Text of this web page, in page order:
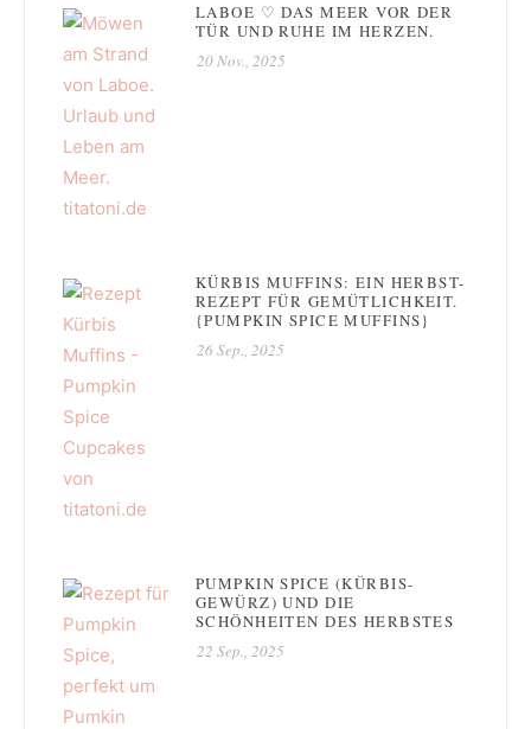
LABOE ♡ DAS MEER VOR DER
TÜR UND RUHE IM HERZEN.
20 Nov., 2025
KÜRBIS MUFFINS: EIN HERBST-
REZEPT FÜR GEMÜTLICHKEIT.
{PUMPKIN SPICE MUFFINS}
26 Sep., 2025
PUMPKIN SPICE (KÜRBIS-
GEWÜRZ) UND DIE
SCHÖNHEITEN DES HERBSTES
22 Sep., 2025